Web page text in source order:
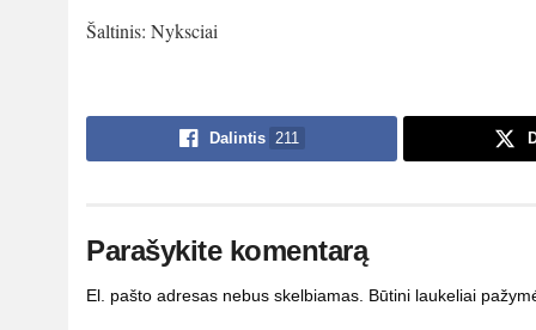
Šaltinis: Nyksciai
Dalintis 211
Parašykite komentarą
El. pašto adresas nebus skelbiamas. Būtini laukeliai